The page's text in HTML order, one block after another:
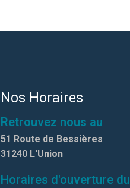
Nos Horaires
Retrouvez nous au
51 Route de Bessières
31240 L'Union
Horaires d'ouverture du